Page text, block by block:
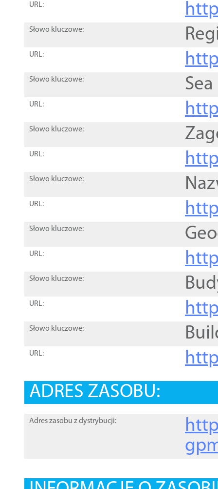
URL:
Słowo kluczowe:
URL:
Słowo kluczowe:
URL:
Słowo kluczowe:
URL:
Słowo kluczowe:
URL:
Słowo kluczowe:
URL:
Słowo kluczowe:
URL:
Słowo kluczowe:
URL:
ADRES ZASOBU:
Adres zasobu z dystrybucji: